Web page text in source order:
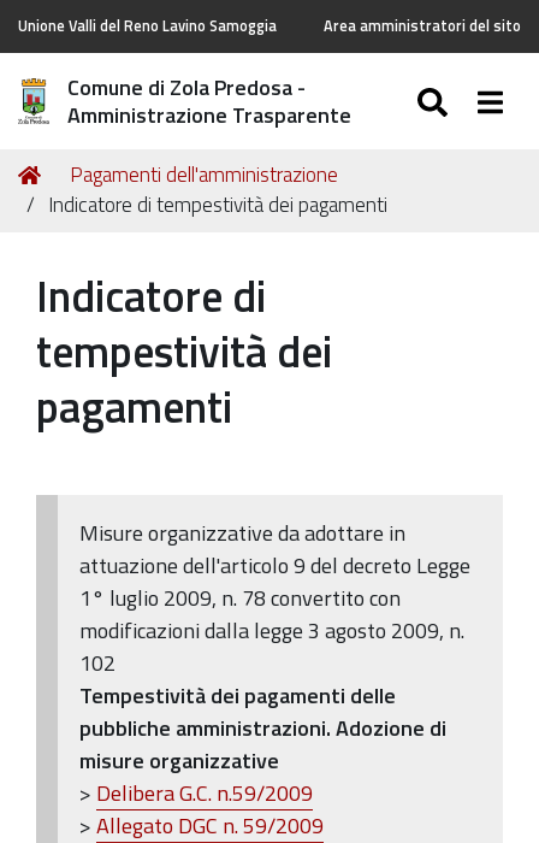
Unione Valli del Reno Lavino Samoggia Area amministratori del sito
Comune di Zola Predosa -
Amministrazione Trasparente
Tu
sei
Home
Pagamenti dell'amministrazione
Indicatore di tempestività dei pagamenti
Indicatore di
tempestività dei
pagamenti
Misure organizzative da adottare in
attuazione dell'articolo 9 del decreto Legge
1° luglio 2009, n. 78 convertito con
modificazioni dalla legge 3 agosto 2009, n.
102
Tempestività dei pagamenti delle
pubbliche amministrazioni. Adozione di
misure organizzative
> Delibera G.C. n.59/2009
>Allegato DGC n. 59/2009